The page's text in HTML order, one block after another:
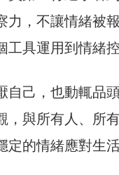
力，不讓情緒被
工具運用到情緒
自己，也動輒品
，與所有人、所
定的情緒應對生